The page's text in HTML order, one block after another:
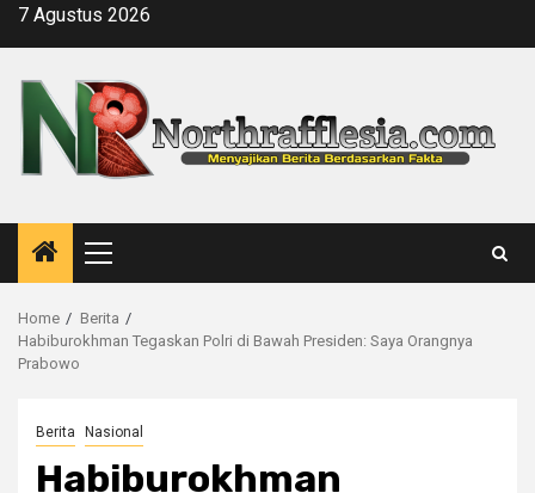
Skip7 Agustus 2026
Primary
Menu
Home
Berita
Habiburokhman Tegaskan Polri di Bawah Presiden: Saya Orangnya
Prabowo
Berita Nasional
Habiburokhman